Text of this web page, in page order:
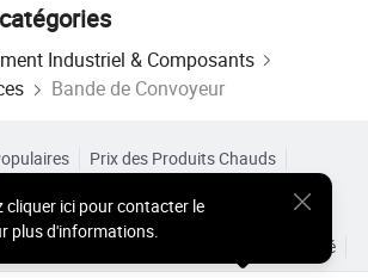
MM3 Résistance à la rupture N/MM2 Allongement à la rupture %
Industriel & Composants
Bande de Convoyeur
cliquer ici pour contacter le
plus d'informations.
Prix des Produits Chauds
Aperçus
d’Utilisateur
Politique de Confidentialité